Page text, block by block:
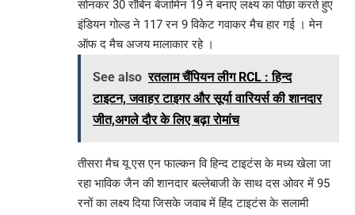
सोनकर 30 रॉबिन बेंजामिन 19 ने बनाए लक्ष्य का पीछा करते हुए
इंडियन गोल्ड ने 117 रन 9 विकेट गवाकर मैच हार गई । मेन
ऑफ द मैच अजय मालाकार रहे ।
See also रतलाम चैंपियन लीग RCL : हिन्द
टाइटन, जवाहर टाइगर और सूर्या वारियर्स की शानदार
जीत,अगले दौर के लिए बढ़ा रोमांच
तीसरा मैच यू एस एन फाल्कन वि हिन्द टाइटंस के मध्य खेला जा
रहा भाविक जैन की शानदार बल्लेबाजी के साथ दस ओवर में 95
रनों का लक्ष्य दिया जिसके जवाब में हिंद टाइटंस के सलामी